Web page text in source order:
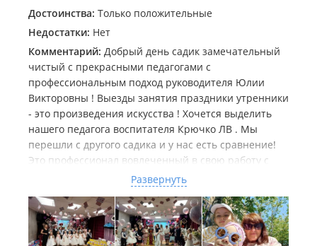
Достоинства: Только положительные
Недостатки: Нет
Комментарий: Добрый день садик замечательный
чистый с прекрасными педагогами с
профессиональным подход руководителя Юлии
Викторовны ! Выезды занятия праздники утренники
- это произведения искусства ! Хочется выделить
нашего педагога воспитателя Крючко ЛВ . Мы
перешли с другого садика и у нас есть сравнение!
Это профессионал вовлеченный в свою работу с
психологическим подходом к каждому ребёнку ! В
меру строгая , добрая , душевная -чудесный человек
! Дети настолько любят ее прощались со слезами на
глазах не только дети но и родители ! Не одного дня
не было чтобы ребёнок не хотел идти в садик и
Развернуть